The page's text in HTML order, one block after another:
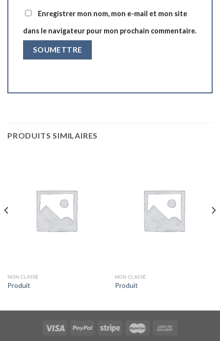
Enregistrer mon nom, mon e-mail et mon site
dans le navigateur pour mon prochain commentaire.
PRODUITS SIMILAIRES
NON CLASSÉ
Produit
NON CLASSÉ
Produit